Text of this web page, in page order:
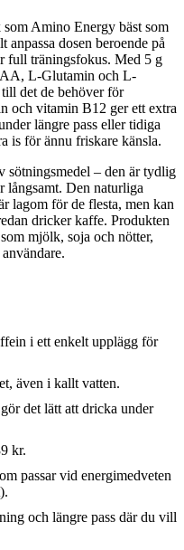
Amino Energy bäst som
dosen beroende på
full träningsfokus. Med 5 g
L-Glutamin och L-
det de behöver för
och vitamin B12 ger ett extra
längre pass eller tidiga
is för ännu friskare känsla.
sötningsmedel – den är tydlig
långsamt. Den naturliga
lagom för de flesta, men kan
dricker kaffe. Produkten
mjölk, soja och nötter,
i ett enkelt upplägg för
även i kallt vatten.
det lätt att dricka under
kr.
passar vid energimedveten
och längre pass där du vill